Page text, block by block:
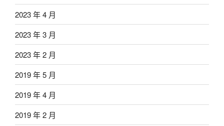
2023 年 4 月
2023 年 3 月
2023 年 2 月
2019 年 5 月
2019 年 4 月
2019 年 2 月